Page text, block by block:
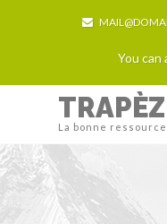
You
La bonne